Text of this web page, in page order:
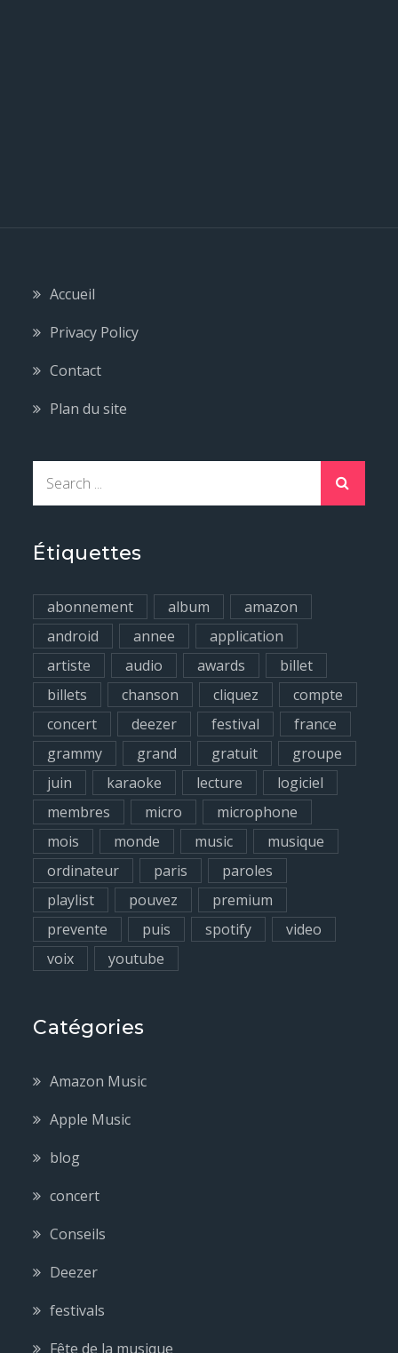
Accueil
Privacy Policy
Contact
Plan du site
r
h
f
o
Étiquettes
abonnement album
amazon
android
annee
application
artiste
audio awards
billet
billets
chanson cliquez
compte
concert
deezer festival
france
grammy
grand gratuit
groupe
juin
karaoke lecture
logiciel
membres
micro
microphone
mois
monde music
musique
ordinateur
paris
paroles
playlist
pouvez
premium
prevente
puis spotify
video
voix
youtube
Catégories
Amazon Music
Apple Music
blog
concert
Conseils
Deezer
festivals
Fête de la musique